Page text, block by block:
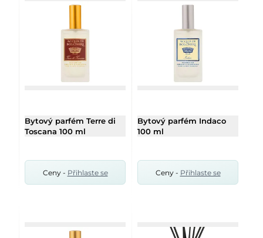
Bytový parfém Terre di
Toscana 100 ml
Ceny - Přihlaste se
Bytový parfém Indaco
100 ml
Ceny - Přihlaste se